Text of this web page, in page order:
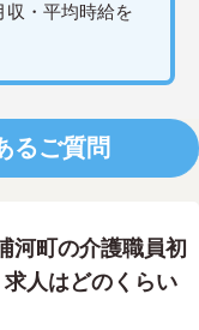
・平均時給を
るご質問
河町の介護職員初
人はどのくらい